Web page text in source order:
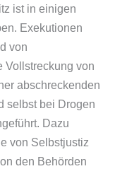
ist in einigen
Exekutionen
von
Vollstreckung von
abschreckenden
selbst bei Drogen
Dazu
von Selbstjustiz
den Behörden